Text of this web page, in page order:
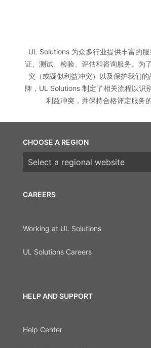
UL Solutions 为众多行业提供丰富的
证、测试、检验、评估和咨询服务。为
突（或疑似利益冲突）以及保护我们
牌，UL Solutions 制定了相关流程以识
利益冲突，并保持合格评定服务
CAREERS
Working at UL Solutions
UL Solutions Careers
HELP AND SUPPORT
Help Center
CHOOSE A REGION
Choose a region